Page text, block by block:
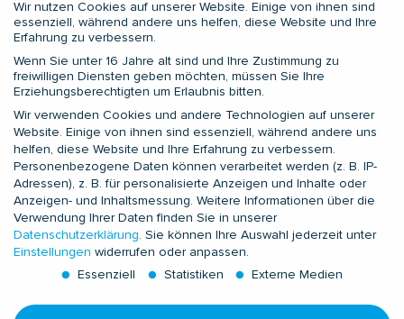
SERVICES
Application Engineering
Field Service
Zusatzleistungen
Prüfdienstleistungen
Prüflabor LIMALAB
KONTAKTE
Europa und Nordafrika
Subsahara-Afrika
Wir nutzen Cookies auf unserer Website. Einige von ihnen sind
essenziell, während andere uns helfen, diese Website und Ihre
Erfahrung zu verbessern.
Wenn Sie unter 16 Jahre alt sind und Ihre Zustimmung zu
freiwilligen Diensten geben möchten, müssen Sie Ihre
Erziehungsberechtigten um Erlaubnis bitten.
Wir verwenden Cookies und andere Technologien auf unserer
Website. Einige von ihnen sind essenziell, während andere uns
helfen, diese Website und Ihre Erfahrung zu verbessern.
Personenbezogene Daten können verarbeitet werden (z. B. IP-
Adressen), z. B. für personalisierte Anzeigen und Inhalte oder
Anzeigen- und Inhaltsmessung. Weitere Informationen über die
Verwendung Ihrer Daten finden Sie in unserer
Datenschutzerklärung. Sie können Ihre Auswahl jederzeit unter
Einstellungen widerrufen oder anpassen.
Essenziell
Statistiken Externe Medien